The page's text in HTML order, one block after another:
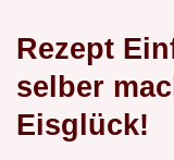
Rezept
selber
Eisglück!